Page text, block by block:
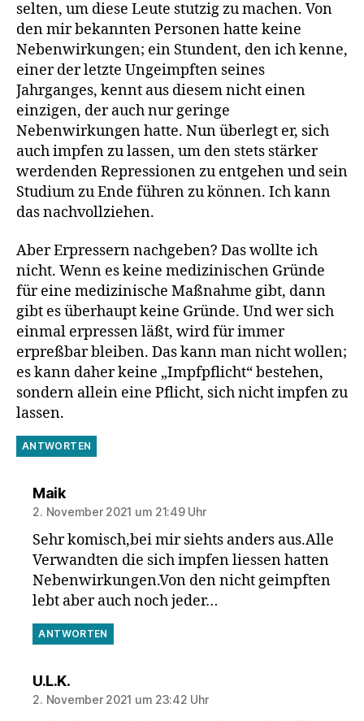
selten, um diese Leute stutzig zu machen. Von
den mir bekannten Personen hatte keine
Nebenwirkungen; ein Stundent, den ich kenne,
einer der letzte Ungeimpften seines
Jahrganges, kennt aus diesem nicht einen
einzigen, der auch nur geringe
Nebenwirkungen hatte. Nun überlegt er, sich
auch impfen zu lassen, um den stets stärker
werdenden Repressionen zu entgehen und sein
Studium zu Ende führen zu können. Ich kann
das nachvollziehen.
Aber Erpressern nachgeben? Das wollte ich
nicht. Wenn es keine medizinischen Gründe
für eine medizinische Maßnahme gibt, dann
gibt es überhaupt keine Gründe. Und wer sich
einmal erpressen läßt, wird für immer
erpreßbar bleiben. Das kann man nicht wollen;
es kann daher keine „Impfpflicht“ bestehen,
sondern allein eine Pflicht, sich nicht impfen zu
lassen.
ANTWORTEN
Maiksagt:
2. November 2021 um 21:49 Uhr
Sehr komisch,bei mir siehts anders aus.Alle
Verwandten die sich impfen liessen hatten
Nebenwirkungen.Von den nicht geimpften
lebt aber auch noch jeder…
ANTWORTEN
U.L.K.sagt:
2. November 2021 um 23:42 Uhr